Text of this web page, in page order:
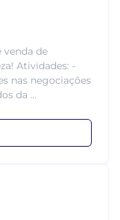
venda de
Atividades: -
nas negociações
da ...